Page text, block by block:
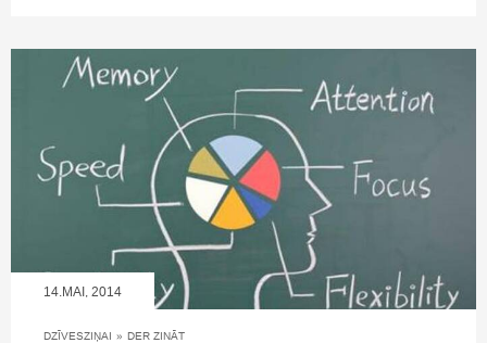
14.MAI, 2014
DZĪVESZIŅAI » DER ZINĀT